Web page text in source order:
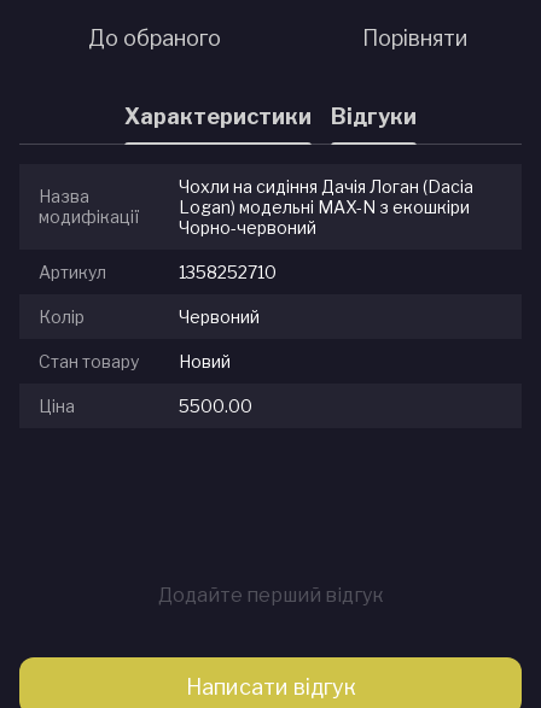
До обраного Порівняти
Характеристики Відгуки
Назва
модифікації
Чохли на сидіння Дачія Логан (Dacia
Logan) модельні MAX-N з екошкіри
Чорно-червоний
Артикул 1358252710
Колір Червоний
Стан товару Новий
Ціна 5500.00
Додайте перший відгук
Написати відгук